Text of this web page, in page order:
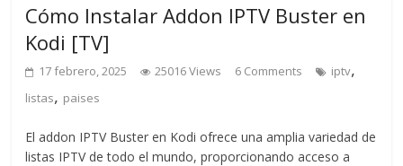
Cómo Instalar Addon IPTV Buster en
Kodi [TV]
17 febrero, 2025 25016 Views 6 Comments iptv,
listas, paises
El addon IPTV Buster en Kodi ofrece una amplia variedad de
listas IPTV de todo el mundo, proporcionando acceso a